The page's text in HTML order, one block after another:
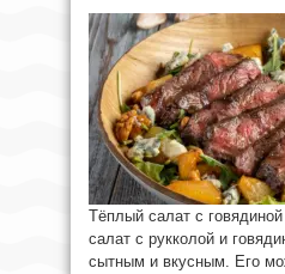
Тёплый салат с
салат с рукколой и
сытным и вкусным. Его